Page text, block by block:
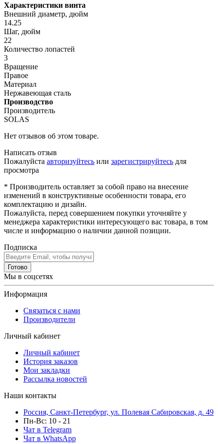
Характеристики винта
Внешний диаметр, дюйм
14.25
Шаг, дюйм
22
Количество лопастей
3
Вращение
Правое
Материал
Нержавеющая сталь
Производство
Производитель
SOLAS
Нет отзывов об этом товаре.
Написать отзыв
Пожалуйста авторизуйтесь или зарегистрируйтесь для
просмотра
* Производитель оставляет за собой право на внесение
изменений в конструктивные особенности товара, его
комплектацию и дизайн.
Пожалуйста, перед совершением покупки уточняйте у
менеджера характеристики интересующего вас товара, в том
числе и информацию о наличии данной позиции.
Подписка
Готово
Мы в соцсетях
Информация
Связаться с нами
Производители
Личный кабинет
Личный кабинет
История заказов
Мои закладки
Рассылка новостей
Наши контакты
Россия, Санкт-Петербург, ул. Полевая Сабировская, д. 49
Пн-Вс: 10 - 21
Чат в Telegram
Чат в WhatsApp